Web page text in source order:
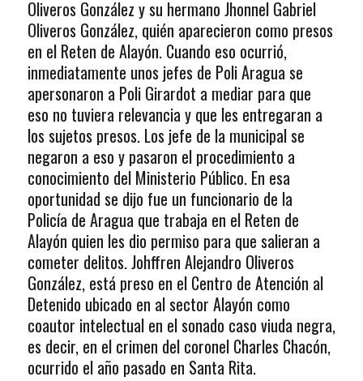
Oliveros González y su hermano Jhonnel Gabriel
Oliveros González, quién aparecieron como presos
en el Reten de Alayón. Cuando eso ocurrió,
inmediatamente unos jefes de Poli Aragua se
apersonaron a Poli Girardot a mediar para que
eso no tuviera relevancia y que les entregaran a
los sujetos presos. Los jefe de la municipal se
negaron a eso y pasaron el procedimiento a
conocimiento del Ministerio Público. En esa
oportunidad se dijo fue un funcionario de la
Policía de Aragua que trabaja en el Reten de
Alayón quien les dio permiso para que salieran a
cometer delitos. Johffren Alejandro Oliveros
González, está preso en el Centro de Atención al
Detenido ubicado en al sector Alayón como
coautor intelectual en el sonado caso viuda negra,
es decir, en el crimen del coronel Charles Chacón,
ocurrido el año pasado en Santa Rita.